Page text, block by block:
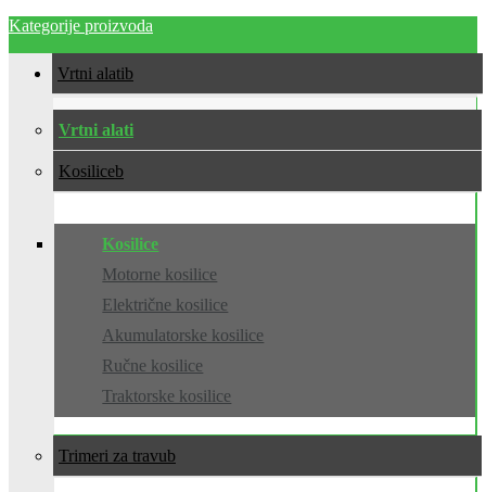
Kategorije proizvoda
Vrtni alati
Vrtni alati
Kosilice
Kosilice
Motorne kosilice
Električne kosilice
Akumulatorske kosilice
Ručne kosilice
Traktorske kosilice
Trimeri za travu